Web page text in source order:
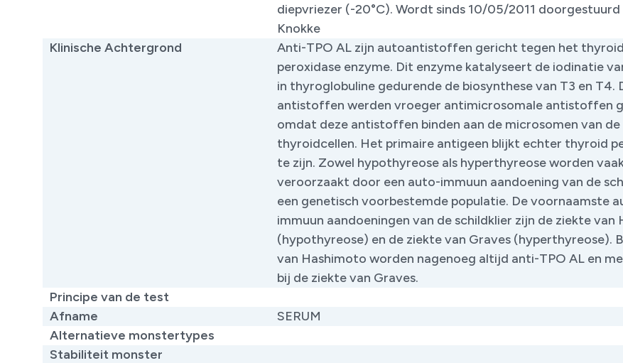
diepvriezer (-20°C). Wordt sinds 10/05/2011 doorgestuurd
Knokke
Klinische Achtergrond
Anti-TPO AL zijn autoantistoffen gericht tegen het thyroid
peroxidase enzyme. Dit enzyme katalyseert de iodinatie
in thyroglobuline gedurende de biosynthese van T3 en T4.
antistoffen werden vroeger antimicrosomale antistoffen
omdat deze antistoffen binden aan de microsomen van de
thyroidcellen. Het primaire antigeen blijkt echter thyroid
te zijn. Zowel hypothyreose als hyperthyreose worden
veroorzaakt door een auto-immuun aandoening van de
een genetisch voorbestemde populatie. De voornaamste
immuun aandoeningen van de schildklier zijn de ziekte van
(hypothyreose) en de ziekte van Graves (hyperthyreose).
van Hashimoto worden nagenoeg altijd anti-TPO AL en
bij de ziekte van Graves.
Principe van de test
Afname
SERUM
Alternatieve monstertypes
Stabiliteit monster